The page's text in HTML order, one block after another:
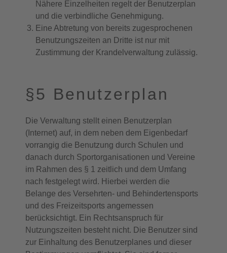
Nähere Einzelheiten regelt der Benutzerplan
und die verbindliche Genehmigung.
Eine Abtretung von bereits zugesprochenen
Benutzungszeiten an Dritte ist nur mit
Zustimmung der Krandelverwaltung zulässig.
§5 Benutzerplan
Die Verwaltung stellt einen Benutzerplan
(Internet) auf, in dem neben dem Eigenbedarf
vorrangig die Benutzung durch Schulen und
danach durch Sportorganisationen und Vereine
im Rahmen des § 1 zeitlich und dem Umfang
nach festgelegt wird. Hierbei werden die
Belange des Versehrten- und Behindertensports
und des Freizeitsports angemessen
berücksichtigt. Ein Rechtsanspruch für
Nutzungszeiten besteht nicht. Die Benutzer sind
zur Einhaltung des Benutzerplanes und dieser